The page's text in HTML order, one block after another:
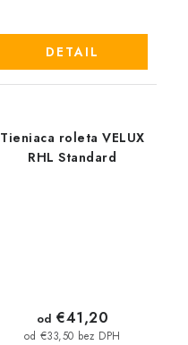
DETAIL
Tieniaca roleta VELUX
RHL Standard
od €33,50 bez DPH
od €41,20